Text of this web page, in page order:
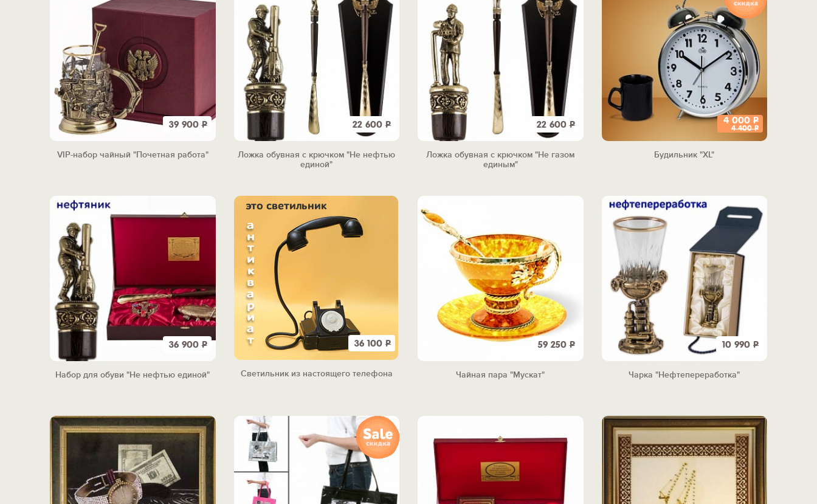
39 900Р
VIP-набор чайный "Почетная работа"
22 600 Р
Ложка обувная с крючком "Не нефтью
единой"
22 600Р
Ложка обувная с крючком "Не газом
единым"
4 000 Р
4 400Р
Будильник "XL"
36 900Р
Набор для обуви "Не нефтью единой"
36 100 Р
Светильник из настоящего телефона
59 250Р
Чайная пара "Мускат"
10 990 Р
Чарка "Нефтепереработка"